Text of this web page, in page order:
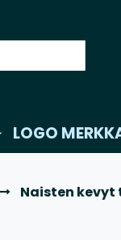
LOGO
Naisten kevyt